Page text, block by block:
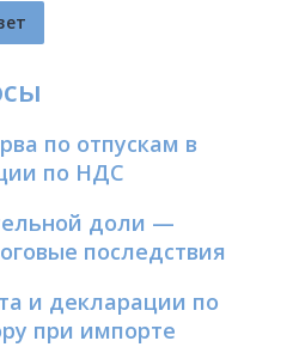
по отпускам в
по НДС
доли —
последствия
и декларации по
при импорте